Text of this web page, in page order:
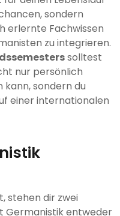
sondern
erlernte Fachwissen
zu integrieren.
solltest
nur persönlich
sondern du
einer internationalen
stehen dir zwei
Germanistik entweder